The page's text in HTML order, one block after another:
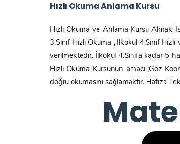
Hızlı Okuma Anlama Kursu
Hızlı Okuma ve Anlama Kursu Almak
3.Sınıf Hızlı Okuma , İlkokul 4.Sınıf
verilmektedir. İlkokul 4.Sınıfa kadar 5
Hızlı Okuma Kursunun amacı ;Göz
doğru okumasını sağlamaktır. Hafıza